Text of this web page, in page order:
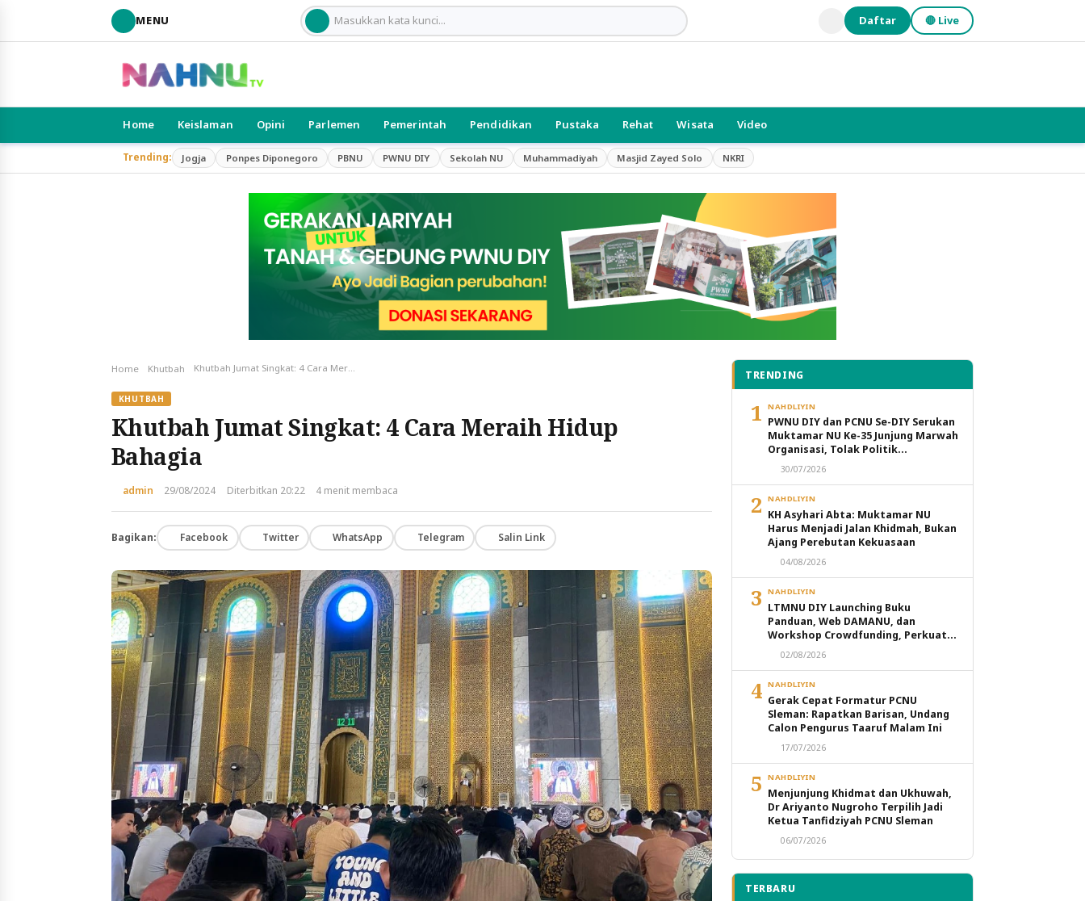
MENU Daftar 🔴 Live
Home Keislaman Opini Parlemen Pemerintah Pendidikan Pustaka Rehat Wisata Video
Trending: Jogja Ponpes Diponegoro PBNU PWNU DIY Sekolah NU Muhammadiyah Masjid Zayed Solo NKRI
Home Khutbah
KHUTBAH
Khutbah Jumat Singkat: 4 Cara Meraih Hidup
Bahagia
admin 29/08/2024 Diterbitkan 20:22 4 menit membaca
Bagikan: Facebook Twitter WhatsApp Telegram Salin Link
TRENDING
1 NAHDLIYIN
PWNU DIY dan PCNU Se-DIY Serukan
Muktamar NU Ke-35 Junjung Marwah
Organisasi, Tolak Politik
Transaksional dan Intervensi
Eksternal
30/07/2026
2 NAHDLIYIN
KH Asyhari Abta: Muktamar NU
Harus Menjadi Jalan Khidmah, Bukan
Ajang Perebutan Kekuasaan
04/08/2026
3 NAHDLIYIN
LTMNU DIY Launching Buku
Panduan, Web DAMANU, dan
Workshop Crowdfunding, Perkuat
Transformasi Digital Masjid NU
02/08/2026
4 NAHDLIYIN
Gerak Cepat Formatur PCNU
Sleman: Rapatkan Barisan, Undang
Calon Pengurus Taaruf Malam Ini
17/07/2026
5 NAHDLIYIN
Menjunjung Khidmat dan Ukhuwah,
Dr Ariyanto Nugroho Terpilih Jadi
Ketua Tanfidziyah PCNU Sleman
06/07/2026
TERBARU